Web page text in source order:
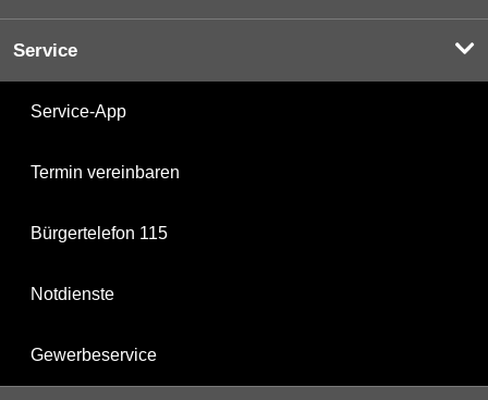
Service
Service-App
Termin vereinbaren
Bürgertelefon 115
Notdienste
Gewerbeservice